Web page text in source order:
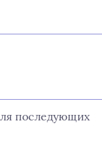
последующих